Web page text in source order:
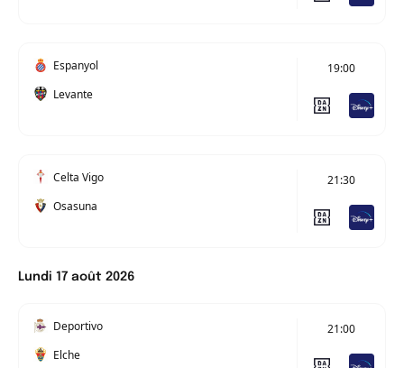
Espanyol
Levante
19:00
Celta Vigo
Osasuna
21:30
Lundi 17 août 2026
Deportivo
Elche
21:00